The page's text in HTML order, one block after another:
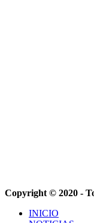
Copyright © 2020 -
INICIO